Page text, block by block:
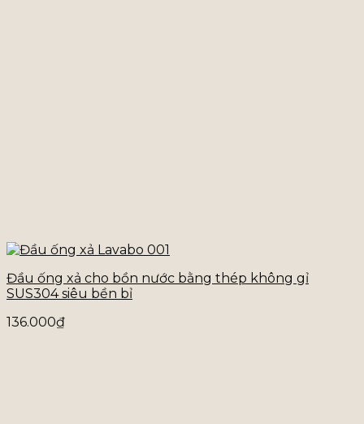
Đầu ống xả cho bồn nước bằng thép không gỉ
SUS304 siêu bền bỉ
136.000₫